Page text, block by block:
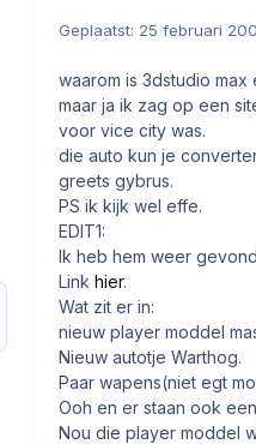
Geplaatst: 25 februari
waarom is 3dstudio max
maar ja ik zag op een
voor vice city was.
die auto kun je
greets gybrus.
PS ik kijk wel effe.
EDIT1:
Ik heb hem weer
Link hier.
Wat zit er in:
nieuw player moddel
Nieuw autotje Warthog.
Paar wapens(niet egt
Ooh en er staan ook
Nou die player moddel